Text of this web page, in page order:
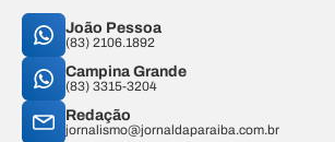
João Pessoa
(83) 2106.1892
Campina Grande
(83) 3315-3204
Redação
jornalismo@jornaldaparaiba.com.br